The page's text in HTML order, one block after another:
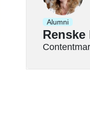
Alumni
Renske